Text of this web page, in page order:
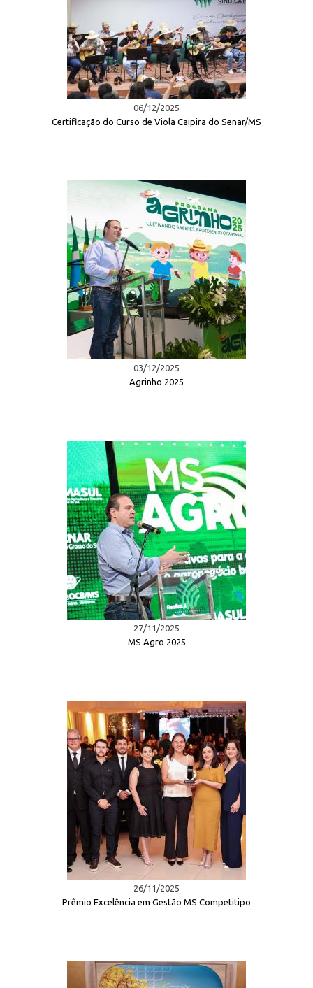
06/12/2025
Certificação do Curso de Viola Caipira do Senar/MS
03/12/2025
Agrinho 2025
27/11/2025
MS Agro 2025
26/11/2025
Prêmio Excelência em Gestão MS Competitipo